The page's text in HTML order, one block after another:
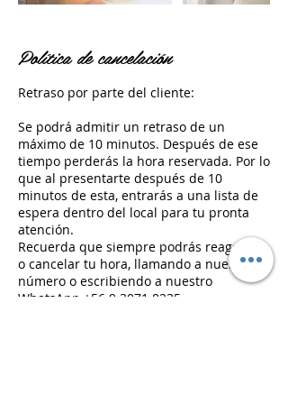
Política de cancelación
Retraso por parte del cliente:
Se podrá admitir un retraso de un
máximo de 10 minutos. Después de ese
tiempo perderás la hora reservada. Por lo
que al presentarte después de 10
minutos de esta, entrarás a una lista de
espera dentro del local para tu pronta
atención.
Recuerda que siempre podrás reagendar
o cancelar tu hora, llamando a nuestro
número o escribiendo a nuestro
WhatsApp +56 9 3071 8235.